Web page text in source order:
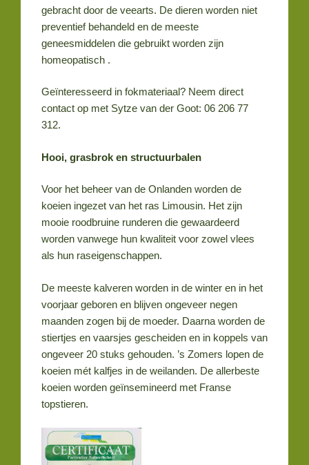
gebracht door de veearts. De dieren worden niet
preventief behandeld en de meeste
geneesmiddelen die gebruikt worden zijn
homeopatisch .
Geïnteresseerd in fokmateriaal? Neem direct
contact op met Sytze van der Goot: 06 206 77
312.
Hooi, grasbrok en structuurbalen
Voor het beheer van de Onlanden worden de
koeien ingezet van het ras Limousin. Het zijn
mooie roodbruine runderen die gewaardeerd
worden vanwege hun kwaliteit voor zowel vlees
als hun raseigenschappen.
De meeste kalveren worden in de winter en in het
voorjaar geboren en blijven ongeveer negen
maanden zogen bij de moeder. Daarna worden de
stiertjes en vaarsjes gescheiden en in koppels van
ongeveer 20 stuks gehouden. ’s Zomers lopen de
koeien mét kalfjes in de weilanden. De allerbeste
koeien worden geïnsemineerd met Franse
topstieren.